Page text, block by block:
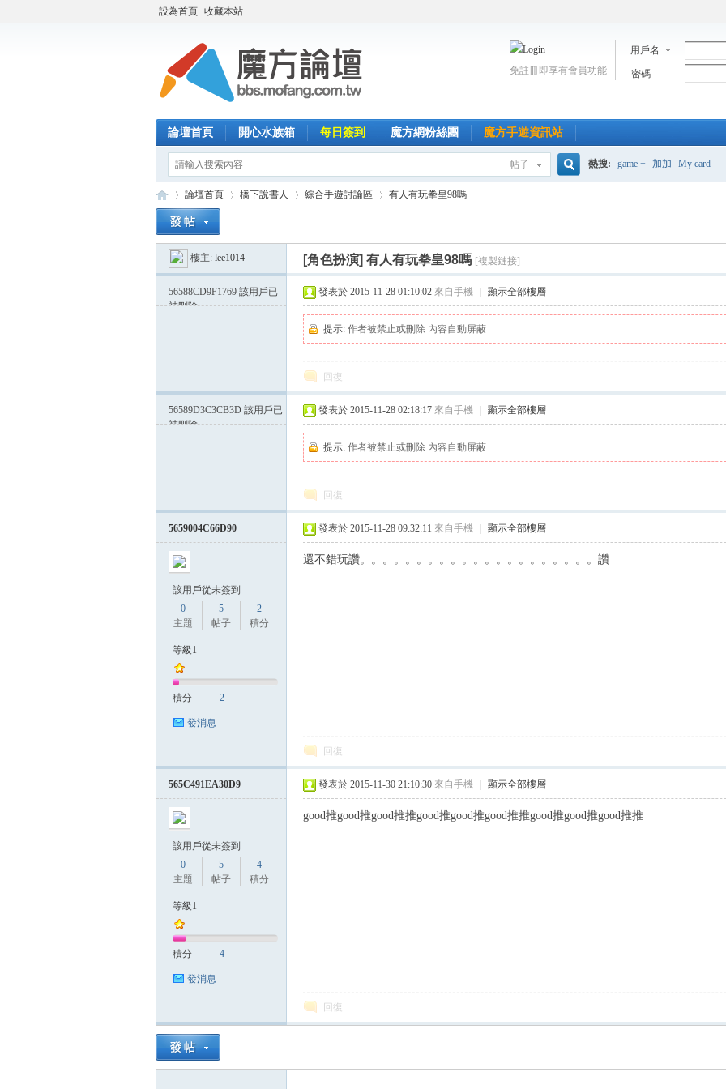
設為首頁 收藏本站
用戶名
密碼
免註冊即享有會員功能
論壇首頁 開心水族箱 每日簽到 魔方網粉絲團 魔方手遊資訊站
帖子 熱搜: game + 加加 My card
方
»
論壇首頁
›
橋下說書人 綜合手遊討論區
›
有人有玩拳皇98嗎
樓主: lee1014 [角色扮演] 有人有玩拳皇98嗎 [複製鏈接]
56588CD9F1769 該用戶已
被刪除
發表於 2015-11-28 01:10:02 來自手機 顯示全部樓層
提示: 作者被禁止或刪除 內容自動屏蔽
回復
56589D3C3CB3D 該用戶已
被刪除
發表於 2015-11-28 02:18:17 來自手機 顯示全部樓層
提示: 作者被禁止或刪除 內容自動屏蔽
回復
5659004C66D90
該用戶從未簽到
0
主題
5
帖子
2
積分
等級1
積分 2
發消息
發表於 2015-11-28 09:32:11 來自手機 顯示全部樓層
還不錯玩讚。。。。。。。。。。。。。。。。。。。。。讚
回復
565C491EA30D9
該用戶從未簽到
0
主題
5
帖子
4
積分
等級1
積分 4
發消息
發表於 2015-11-30 21:10:30 來自手機 顯示全部樓層
good推good推good推推good推good推good推推good推good推good推推
回復